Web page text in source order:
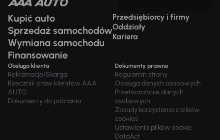
Kupić auto
Sprzedaż samochodów
Wymiana samochodu
Finansowanie
Przedsiębiorcy i firmy
Oddziały
Kariera
Obsługa klienta
Reklamacje/Skarga
Rzecznik praw klientów AAA
AUTO
Dokumenty do pobrania
Dokumenty prawne
Regulamin strony
Obsługa danych osobowych
Przetwarzanie danych
osobowych
Zasady korzystania z plików
cookies
Ustawienia plików cookie
DataAct